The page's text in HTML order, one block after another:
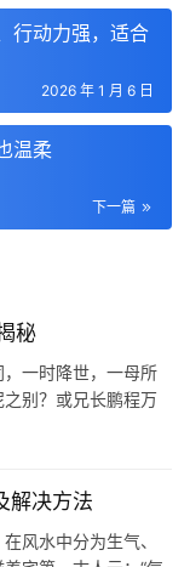
行动力强，适合
2026 年 1 月 6 日
温柔
下一篇
秘
一时降世，一母所
别？或兄长鹏程万
解决方法
风水中分为生气、